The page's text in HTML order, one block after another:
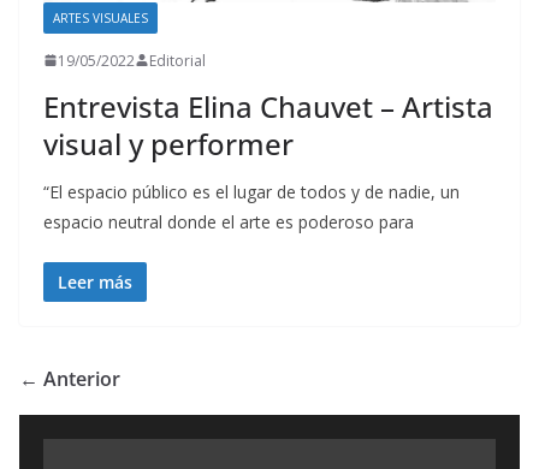
ARTES VISUALES
19/05/2022 Editorial
Entrevista Elina Chauvet – Artista
visual y performer
“El espacio público es el lugar de todos y de nadie, un
espacio neutral donde el arte es poderoso para
Leer más
← Anterior